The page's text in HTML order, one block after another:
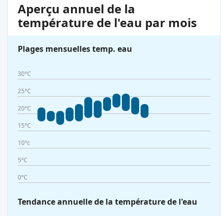
Aperçu annuel de la
température de l'eau par mois
Plages mensuelles temp. eau
30°C
25°C
20°C
15°C
10°c
5°C
0°C
Tendance annuelle de la température de l'eau